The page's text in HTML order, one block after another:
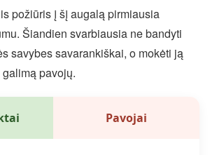
požiūris į šį augalą pirmiausia
Šiandien svarbiausia ne bandyti
savybes savarankiškai, o mokėti ją
pavojų.
Pavojai